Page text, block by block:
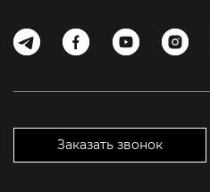
Заказать звонок